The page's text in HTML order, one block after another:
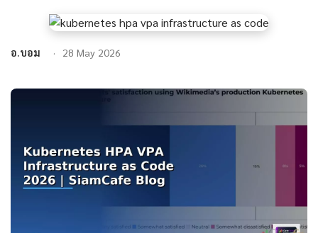
อ.บอม 28 May 2026